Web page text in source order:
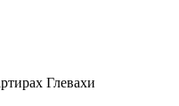
Глевахи